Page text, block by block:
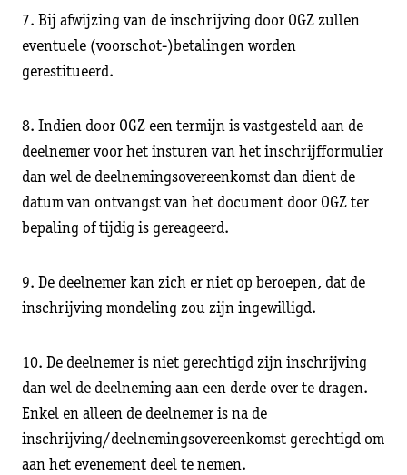
7. Bij afwijzing van de inschrijving door OGZ zullen
eventuele (voorschot-)betalingen worden
gerestitueerd.
8. Indien door OGZ een termijn is vastgesteld aan de
deelnemer voor het insturen van het inschrijfformulier
dan wel de deelnemingsovereenkomst dan dient de
datum van ontvangst van het document door OGZ ter
bepaling of tijdig is gereageerd.
9. De deelnemer kan zich er niet op beroepen, dat de
inschrijving mondeling zou zijn ingewilligd.
10. De deelnemer is niet gerechtigd zijn inschrijving
dan wel de deelneming aan een derde over te dragen.
Enkel en alleen de deelnemer is na de
inschrijving/deelnemingsovereenkomst gerechtigd om
aan het evenement deel te nemen.